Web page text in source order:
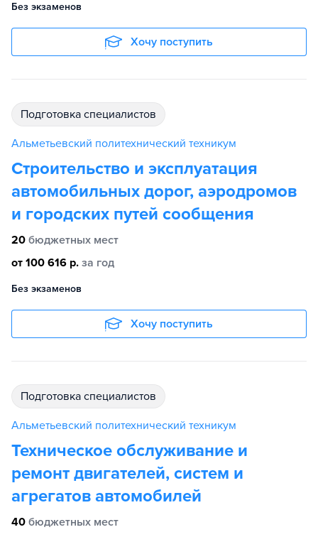
Без экзаменов
Хочу поступить
подготовка специалистов
Альметьевский политехнический техникум
Строительство и эксплуатация
автомобильных дорог, аэродромов
и городских путей сообщения
20 бюджетных мест
от 100 616 р. за год
Без экзаменов
Хочу поступить
подготовка специалистов
Альметьевский политехнический техникум
Техническое обслуживание и
ремонт двигателей, систем и
агрегатов автомобилей
40 бюджетных мест